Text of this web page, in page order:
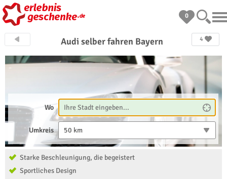
0
4
Audi selber fahren Bayern
Wo
Umkreis 50 km
Starke Beschleunigung, die begeistert
Sportliches Design